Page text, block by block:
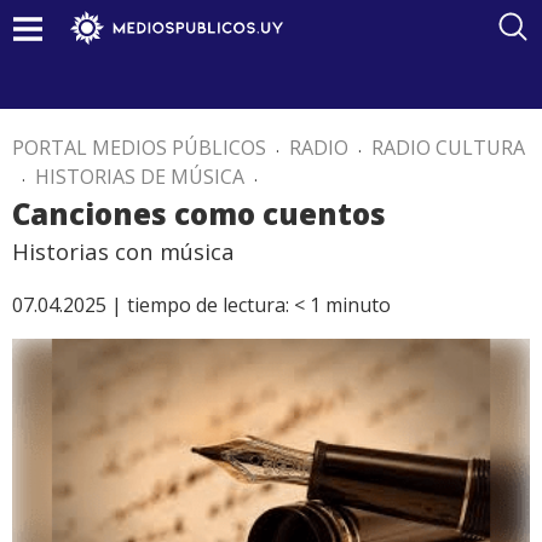
PORTAL MEDIOS PÚBLICOS . RADIO . RADIO CULTURA
. HISTORIAS DE MÚSICA .
Canciones como cuentos
Historias con música
07.04.2025 | tiempo de lectura: < 1 minuto